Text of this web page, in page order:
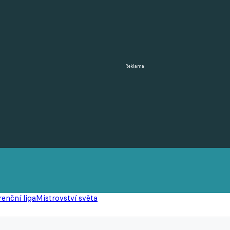
Reklama
ligaMistrovství světa